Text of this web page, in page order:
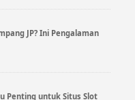
JP? Ini Pengalaman
Penting untuk Situs Slot